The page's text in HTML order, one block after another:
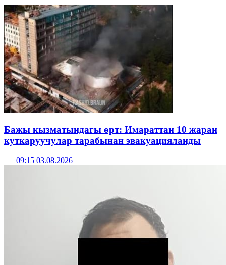
Бажы кызматындагы өрт: Имараттан 10 жаран
куткаруучулар тарабынан эвакуацияланды
09:15 03.08.2026